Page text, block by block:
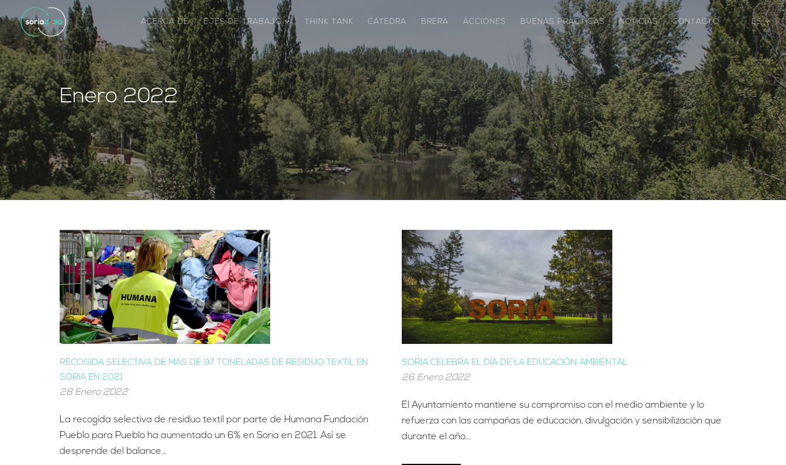
ACERCA DE EJES DE TRABAJO THINK TANK CATEDRA BRERA ACCIONES BUENAS PRÁCTICAS NOTICIAS CONTACTO ES
Enero 2022
RECOGIDA SELECTIVA DE MÁS DE 97 TONELADAS DE RESIDUO TEXTIL EN
SORIA EN 2021
28 Enero 2022
La recogida selectiva de residuo textil por parte de Humana Fundación
Pueblo para Pueblo ha aumentado un 6% en Soria en 2021. Así se
desprende del balance...
SORIA CELEBRA EL DÍA DE LA EDUCACIÓN AMBIENTAL
26 Enero 2022
El Ayuntamiento mantiene su compromiso con el medio ambiente y lo
refuerza con las campañas de educación, divulgación y sensibilización que
durante el año...